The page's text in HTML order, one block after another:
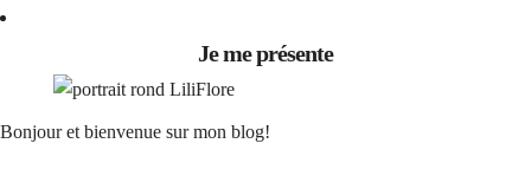
Je me présente
Bonjour et bienvenue sur mon blog!